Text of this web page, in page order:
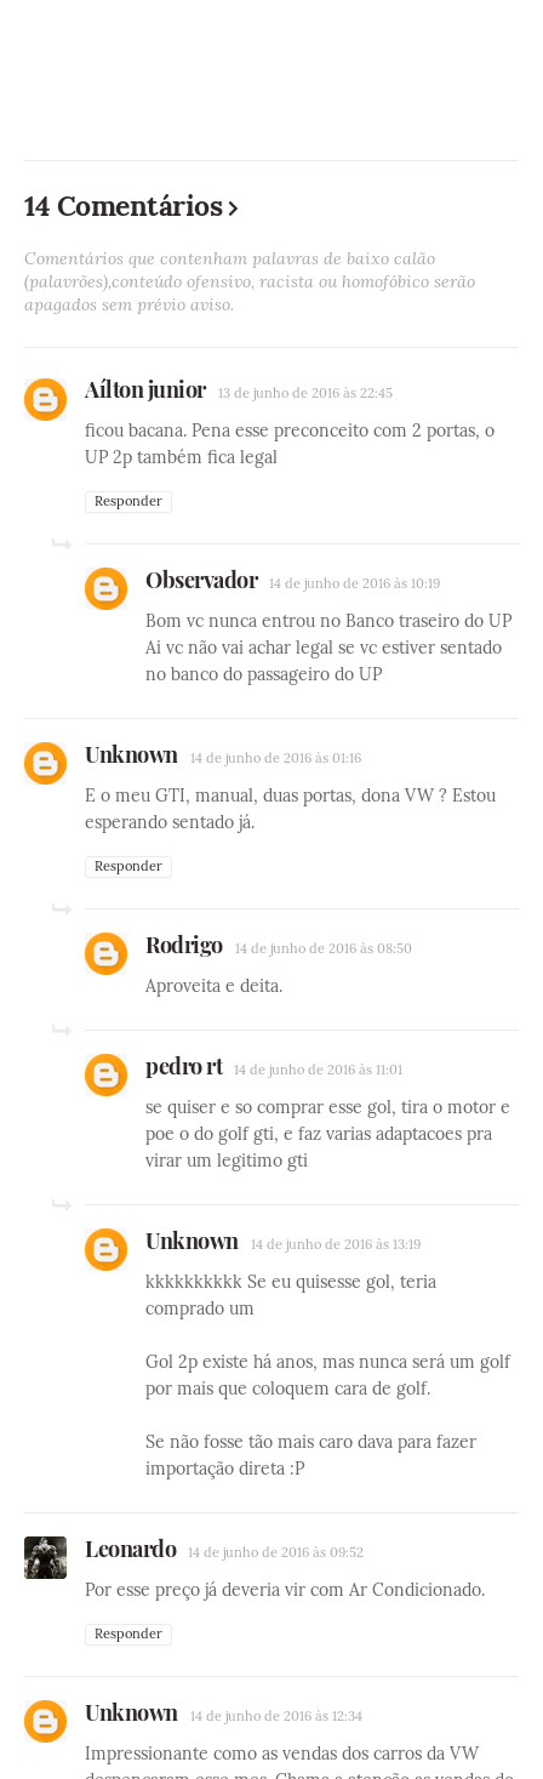
14 Comentários
Comentários que contenham palavras de baixo calão
(palavrões),conteúdo ofensivo, racista ou homofóbico serão
apagados sem prévio aviso.
Aílton junior 13 de junho de 2016 às 22:45
ficou bacana. Pena esse preconceito com 2 portas, o
UP 2p também fica legal
Responder
Observador 14 de junho de 2016 às 10:19
Bom vc nunca entrou no Banco traseiro do UP
Ai vc não vai achar legal se vc estiver sentado
no banco do passageiro do UP
Unknown 14 de junho de 2016 às 01:16
E o meu GTI, manual, duas portas, dona VW ? Estou
esperando sentado já.
Responder
Rodrigo 14 de junho de 2016 às 08:50
Aproveita e deita.
pedro rt 14 de junho de 2016 às 11:01
se quiser e so comprar esse gol, tira o motor e
poe o do golf gti, e faz varias adaptacoes pra
virar um legitimo gti
Unknown 14 de junho de 2016 às 13:19
kkkkkkkkkk Se eu quisesse gol, teria
comprado um
Gol 2p existe há anos, mas nunca será um golf
por mais que coloquem cara de golf.
Se não fosse tão mais caro dava para fazer
importação direta :P
Leonardo 14 de junho de 2016 às 09:52
Por esse preço já deveria vir com Ar Condicionado.
Responder
Unknown 14 de junho de 2016 às 12:34
Impressionante como as vendas dos carros da VW